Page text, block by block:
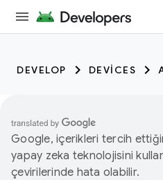
DEVELOP DEVICES
Google, içerikleri tercih
yapay zeka teknolojisini
çevirilerinde hata olabilir.